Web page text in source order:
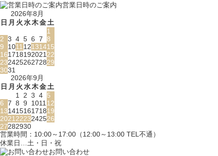
営業日時のご案内
2026年8月
日 月 火水木金土
1
2 3 4 5 6 7 8
9
1011 12131415
161718192021 22
23242526272829
3031
2026年9月
日 月 火水木金土
1
2 3 4 5
6 7 8 9 1011 12
13141516171819
2021 2223242526
27282930
営業時間：10:00～17:00（12:00～13:00 TEL不通）
休業日…土・日・祝
お問い合わせ